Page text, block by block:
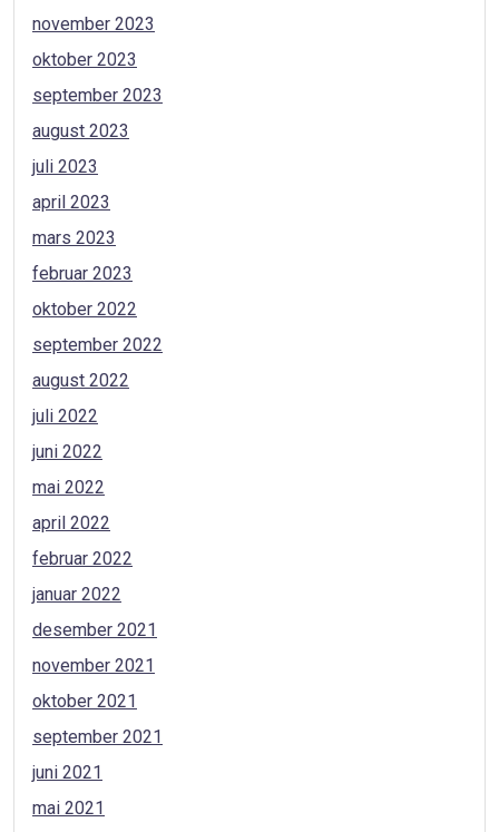
november 2023
oktober 2023
september 2023
august 2023
juli 2023
april 2023
mars 2023
februar 2023
oktober 2022
september 2022
august 2022
juli 2022
juni 2022
mai 2022
april 2022
februar 2022
januar 2022
desember 2021
november 2021
oktober 2021
september 2021
juni 2021
mai 2021